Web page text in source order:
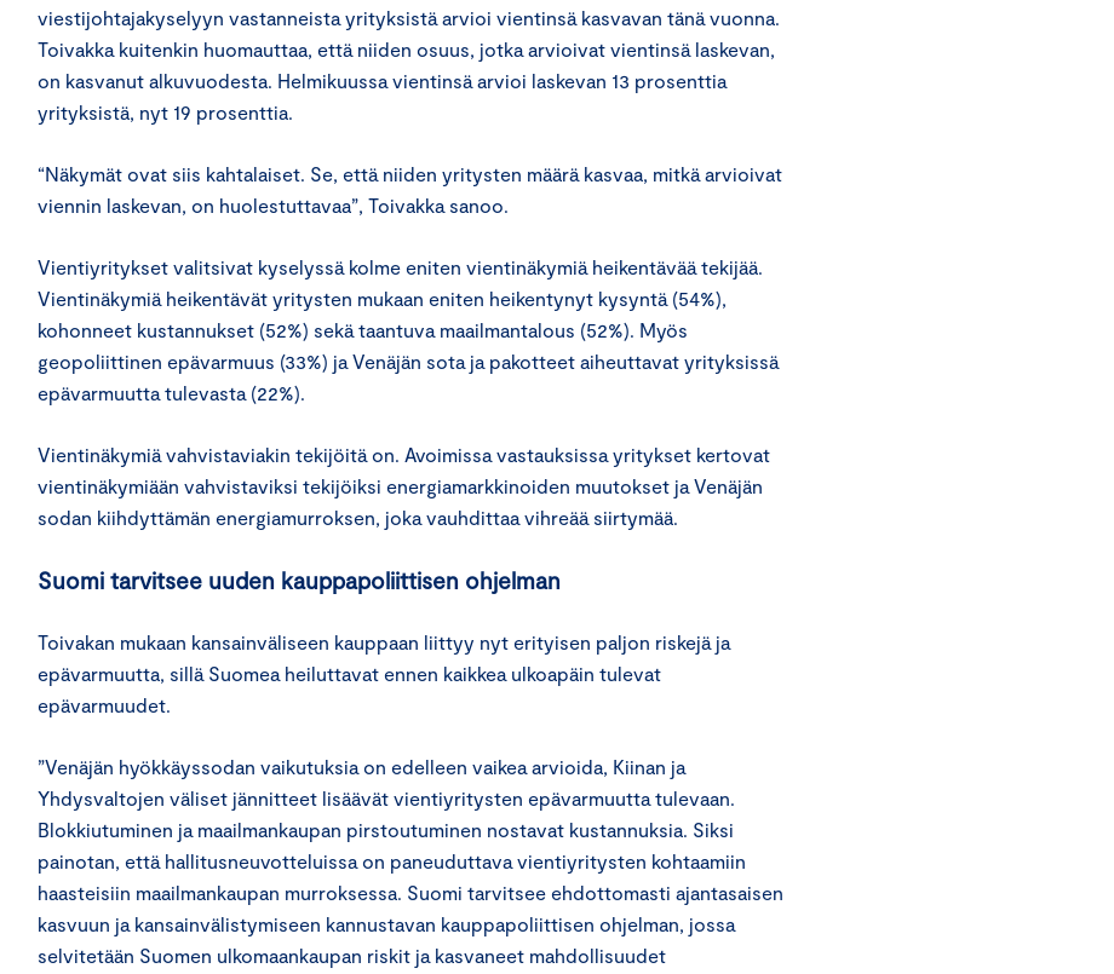
viestijohtajakyselyyn vastanneista yrityksistä arvioi vientinsä kasvavan tänä vuonna.
Toivakka kuitenkin huomauttaa, että niiden osuus, jotka arvioivat vientinsä laskevan,
on kasvanut alkuvuodesta. Helmikuussa vientinsä arvioi laskevan 13 prosenttia
yrityksistä, nyt 19 prosenttia.
“Näkymät ovat siis kahtalaiset. Se, että niiden yritysten määrä kasvaa, mitkä arvioivat
viennin laskevan, on huolestuttavaa”, Toivakka sanoo.
Vientiyritykset valitsivat kyselyssä kolme eniten vientinäkymiä heikentävää tekijää.
Vientinäkymiä heikentävät yritysten mukaan eniten heikentynyt kysyntä (54%),
kohonneet kustannukset (52%) sekä taantuva maailmantalous (52%). Myös
geopoliittinen epävarmuus (33%) ja Venäjän sota ja pakotteet aiheuttavat yrityksissä
epävarmuutta tulevasta (22%).
Vientinäkymiä vahvistaviakin tekijöitä on. Avoimissa vastauksissa yritykset kertovat
vientinäkymiään vahvistaviksi tekijöiksi energiamarkkinoiden muutokset ja Venäjän
sodan kiihdyttämän energiamurroksen, joka vauhdittaa vihreää siirtymää.
Suomi tarvitsee uuden kauppapoliittisen ohjelman
Toivakan mukaan kansainväliseen kauppaan liittyy nyt erityisen paljon riskejä ja
epävarmuutta, sillä Suomea heiluttavat ennen kaikkea ulkoapäin tulevat
epävarmuudet.
”Venäjän hyökkäyssodan vaikutuksia on edelleen vaikea arvioida, Kiinan ja
Yhdysvaltojen väliset jännitteet lisäävät vientiyritysten epävarmuutta tulevaan.
Blokkiutuminen ja maailmankaupan pirstoutuminen nostavat kustannuksia. Siksi
painotan, että hallitusneuvotteluissa on paneuduttava vientiyritysten kohtaamiin
haasteisiin maailmankaupan murroksessa. Suomi tarvitsee ehdottomasti ajantasaisen
kasvuun ja kansainvälistymiseen kannustavan kauppapoliittisen ohjelman, jossa
selvitetään Suomen ulkomaankaupan riskit ja kasvaneet mahdollisuudet